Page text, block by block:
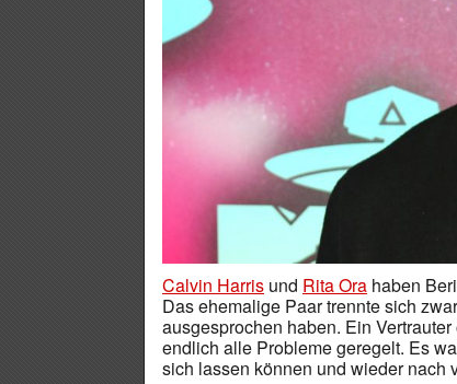
Calvin Harris und Rita Ora haben
Das ehemalige Paar trennte sich
ausgesprochen haben. Ein
endlich alle Probleme geregelt. Es
sich lassen können und wieder nach